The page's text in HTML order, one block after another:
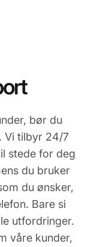
bør du
Vi tilbyr 24/7
stede for deg
du bruker
du ønsker,
Bare si
utfordringer.
våre kunder,